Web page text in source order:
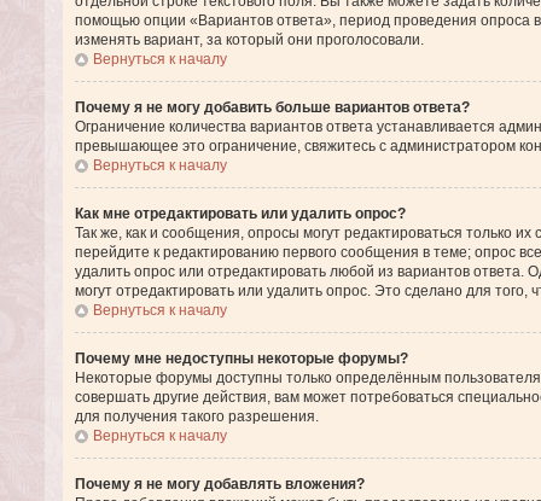
помощью опции «Вариантов ответа», период проведения опроса
изменять вариант, за который они проголосовали.
Вернуться к началу
Почему я не могу добавить больше вариантов ответа?
Ограничение количества вариантов ответа устанавливается
превышающее это ограничение, свяжитесь с администратором
Вернуться к началу
Как мне отредактировать или удалить опрос?
Так же, как и сообщения, опросы могут редактироваться только
перейдите к редактированию первого сообщения в теме; опрос
удалить опрос или отредактировать любой из вариантов ответа.
могут отредактировать или удалить опрос. Это сделано для
Вернуться к началу
Почему мне недоступны некоторые форумы?
Некоторые форумы доступны только определённым
совершать другие действия, вам может потребоваться
для получения такого разрешения.
Вернуться к началу
Почему я не могу добавлять вложения?